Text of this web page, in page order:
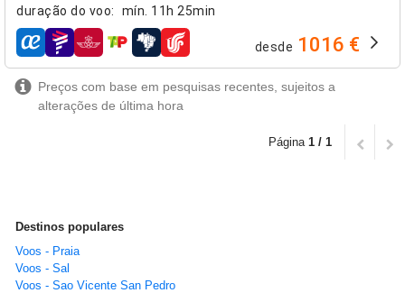
duração do voo: mín. 11h 25min
companhias aéreas desde 1016 €
Preços com base em pesquisas recentes, sujeitos a
alterações de última hora
Página 1 / 1
Destinos populares
Voos - Praia
Voos - Sal
Voos - Sao Vicente San Pedro